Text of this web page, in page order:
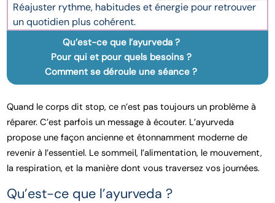
Réajuster rythme, habitudes et énergie pour retrouver
un quotidien plus cohérent.
Qu’est-ce que l’ayurveda ?
Pour qui et pour quels besoins ?
Comment se déroule une séance ?
Quand le corps dit stop, ce n’est pas toujours un problème à
réparer. C’est parfois un message à écouter. L’ayurveda
propose une façon ancienne et étonnamment moderne de
revenir à l’essentiel. Le sommeil, l’alimentation, le mouvement,
la respiration, et la manière dont vous traversez vos journées.
Qu’est-ce que l’ayurveda ?